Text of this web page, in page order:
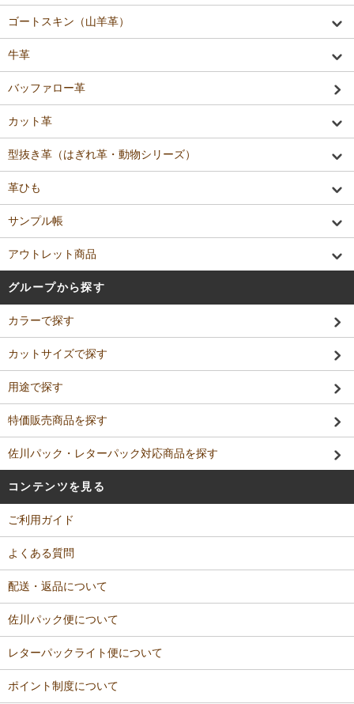
ゴートスキン（山羊革）
牛革
バッファロー革
カット革
型抜き革（はぎれ革・動物シリーズ）
革ひも
サンプル帳
アウトレット商品
グループから探す
カラーで探す
カットサイズで探す
用途で探す
特価販売商品を探す
佐川パック・レターパック対応商品を探す
コンテンツを見る
ご利用ガイド
よくある質問
配送・返品について
佐川パック便について
レターパックライト便について
ポイント制度について